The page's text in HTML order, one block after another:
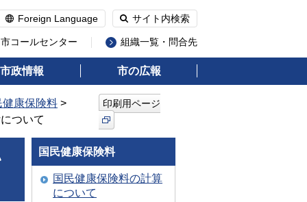
Foreign Language サイト内検索
コールセンター 組織一覧・問合先
市政情報 市の広報
健康保険料 >
ついて
印刷用ページ
国民健康保険料
国民健康保険料の計算
について